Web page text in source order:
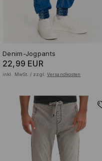
Denim-Jogpants
22,99 EUR
inkl. MwSt. / zzgl. Versandkosten